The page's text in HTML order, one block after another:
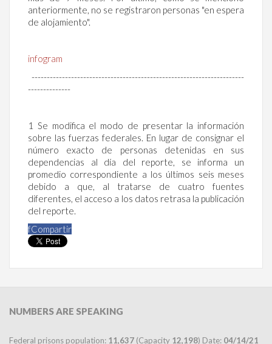
anteriormente, no se registraron personas "en espera
de alojamiento".
infogram
----------------------------------------------------------------------
--------------
1 Se modifica el modo de presentar la información
sobre las fuerzas federales. En lugar de consignar el
número exacto de personas detenidas en sus
dependencias al día del reporte, se informa un
promedio correspondiente a los últimos seis meses
debido a que, al tratarse de cuatro fuentes
diferentes, el acceso a los datos retrasa la publicación
del reporte.
fCompartir
NUMBERS ARE SPEAKING
Federal prisons population: 11,637 (Capacity 12,198) Date: 04/14/21